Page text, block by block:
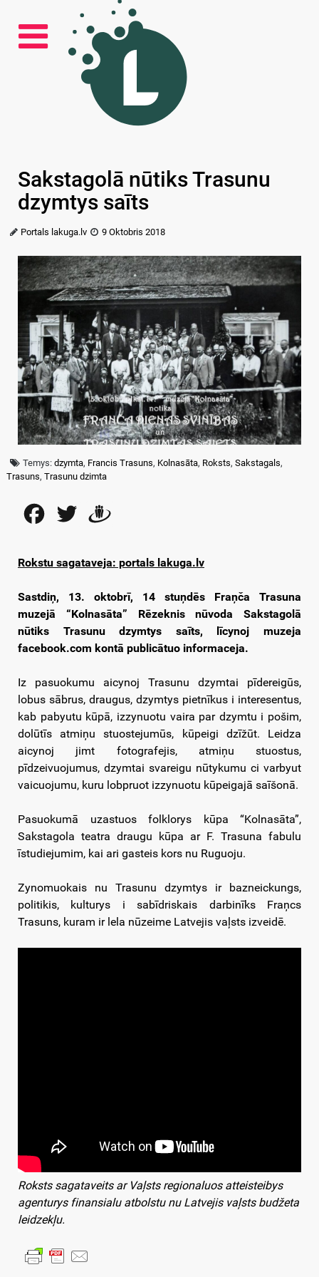
Sakstagolā nūtiks Trasunu
dzymtys saīts
Portals lakuga.lv 9 Oktobris 2018
Temys:dzymta, Francis Trasuns, Kolnasāta, Roksts,Sakstagals,
Trasuns, Trasunu dzimta
FacebookTwitter
Rokstu sagataveja: portals lakuga.lv
Sastdiņ, 13. oktobrī, 14
stuņdēs Fraņča Trasuna
muzejā “Kolnasāta” Rēzeknis nūvoda Sakstagolā
nūtiks Trasunu dzymtys saīts, līcynoj muzeja
facebook.com kontā publicātuo informaceja.
Iz pasuokumu aicynoj Trasunu dzymtai pīdereigūs,
lobus sābrus, draugus, dzymtys pietnīkus i interesentus,
kab pabyutu kūpā, izzynuotu vaira par dzymtu i pošim,
dolūtīs atmiņu stuostejumūs, kūpeigi dzīžūt. Leidza
aicynoj jimt fotografejis, atmiņu stuostus,
pīdzeivuojumus, dzymtai svareigu nūtykumu ci varbyut
vaicuojumu, kuru lobpruot izzynuotu kūpeigajā saīšonā.
Pasuokumā uzastuos folklorys kūpa “Kolnasāta”,
Sakstagola teatra draugu kūpa ar F. Trasuna fabulu
īstudiejumim, kai ari gasteis kors nu Ruguoju.
Zynomuokais nu Trasunu dzymtys ir bazneickungs,
politikis, kulturys i sabīdriskais darbinīks Fraņcs
Trasuns, kuram ir lela nūzeime Latvejis vaļsts izveidē.
Roksts sagataveits ar Vaļsts regionaluos atteisteibys
agenturys finansialu atbolstu nu Latvejis vaļsts budžeta
leidzekļu.